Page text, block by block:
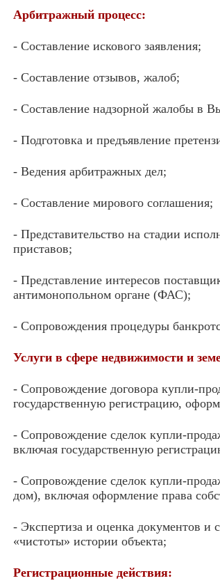
Арбитражный процесс:
- Составление искового заявления;
- Составление отзывов, жалоб;
- Составление надзорной жалобы в
- Подготовка и предъявление
- Ведения арбитражных дел;
- Составление мирового соглашения;
- Представительство на стадии
приставов;
- Представление интересов
антимонопольном органе (ФАС);
- Сопровождения процедуры
Услуги в сфере недвижимости и
- Сопровождение договора купли-
государственную регистрацию,
- Сопровождение сделок купли-
включая государственную
- Сопровождение сделок купли-
дом), включая оформление права
- Экспертиза и оценка документов и
«чистоты» истории объекта;
Регистрационные действия: